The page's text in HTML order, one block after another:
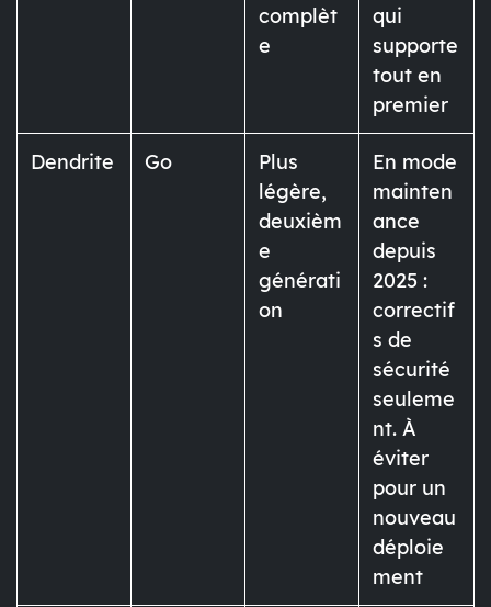
complèt
e
qui
supporte
tout en
premier
Dendrite Go
Plus
légère,
deuxièm
e
générati
on
En mode
mainten
ance
depuis
2025 :
correctif
s de
sécurité
seuleme
nt. À
éviter
pour un
nouveau
déploie
ment